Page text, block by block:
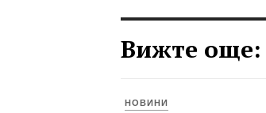
Вижте още:
НОВИНИ